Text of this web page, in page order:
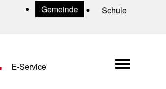
Gemeinde Schule
E-Service